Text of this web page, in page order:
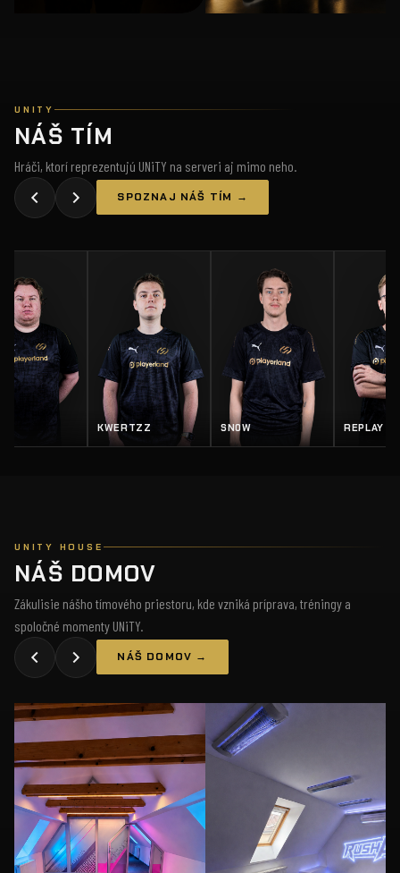
UNITY
NÁŠ TÍM
Hráči, ktorí reprezentujú UNiTY na serveri aj mimo neho.
SPOZNAJ NÁŠ TÍM →
SN0W REPLAY SALTY
UNITY HOUSE
NÁŠ DOMOV
Zákulisie nášho tímového priestoru, kde vzniká príprava, tréningy a
spoločné momenty UNiTY.
NÁŠ DOMOV →